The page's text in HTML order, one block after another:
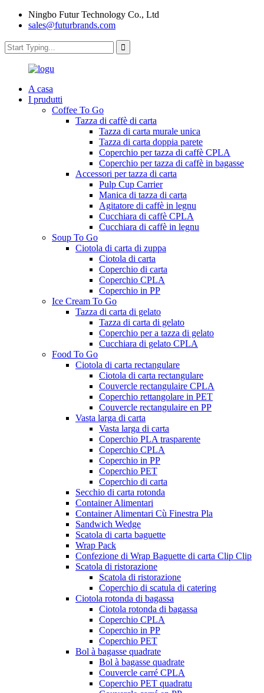
Ningbo Futur Technology Co., Ltd
sales@futurbrands.com
A casa
I prudutti
Coffee To Go
Tazza di caffè di carta
Tazza di carta murale unica
Tazza di carta doppia parete
Coperchio per tazza di caffè CPLA
Coperchio per tazza di caffè in bagasse
Accessori per tazza di carta
Pulp Cup Carrier
Manica di tazza di carta
Agitatore di caffè in legnu
Cucchiara di caffè CPLA
Cucchiara di caffè in legnu
Soup To Go
Ciotola di carta di zuppa
Ciotola di carta
Coperchio di carta
Coperchio CPLA
Coperchio in PP
Ice Cream To Go
Tazza di carta di gelato
Tazza di carta di gelato
Coperchio per a tazza di gelato
Cucchiara di gelato CPLA
Food To Go
Ciotola di carta rectangulare
Ciotola di carta rectangulare
Couvercle rectangulaire CPLA
Coperchio rettangolare in PET
Couvercle rectangulaire en PP
Vasta larga di carta
Vasta larga di carta
Coperchio PLA trasparente
Coperchio CPLA
Coperchio in PP
Coperchio PET
Coperchio di carta
Secchio di carta rotonda
Container Alimentari
Container Alimentari Cù Finestra Pla
Sandwich Wedge
Scatola di carta baguette
Wrap Pack
Confezione di Wrap Baguette di carta Clip Clip
Scatola di ristorazione
Scatola di ristorazione
Coperchio di scatula di catering
Ciotola rotonda di bagassa
Ciotola rotonda di bagassa
Coperchio CPLA
Coperchio in PP
Coperchio PET
Bol à bagasse quadrate
Bol à bagasse quadrate
Couvercle carré CPLA
Coperchio PET quadratu